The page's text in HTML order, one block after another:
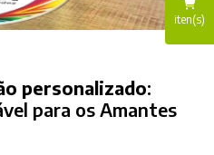
iten(s)
personalizado:
para os Amantes